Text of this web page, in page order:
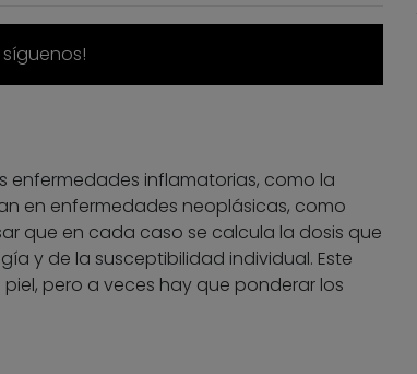
síguenos!
enfermedades inflamatorias, como la
en enfermedades neoplásicas, como
que en cada caso se calcula la dosis que
y de la susceptibilidad individual. Este
pero a veces hay que ponderar los